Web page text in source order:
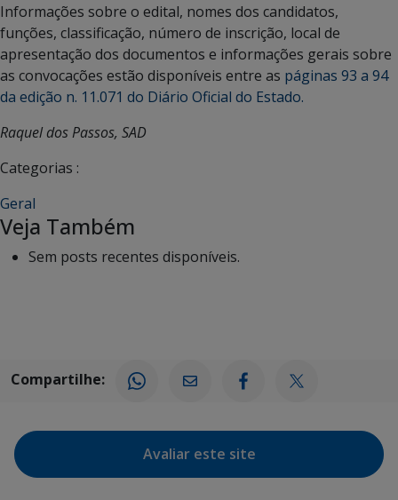
Informações sobre o edital, nomes dos candidatos,
funções, classificação, número de inscrição, local de
apresentação dos documentos e informações gerais sobre
as convocações estão disponíveis entre as páginas 93 a 94
da edição n. 11.071 do Diário Oficial do Estado.
Raquel dos Passos, SAD
Categorias :
Geral
Veja Também
Sem posts recentes disponíveis.
Compartilhe:
Avaliar este site